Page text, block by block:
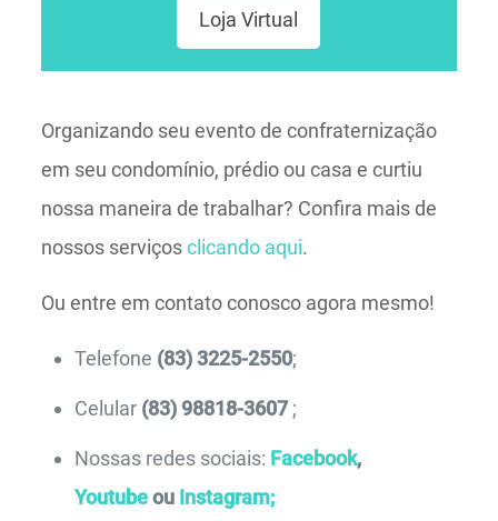
Loja Virtual
Organizando seu evento de confraternização
em seu condomínio, prédio ou casa e curtiu
nossa maneira de trabalhar? Confira mais de
nossos serviçosclicando aqui.
Ou entre em contato conosco agora mesmo!
Telefone (83) 3225-2550;
Celular (83) 98818-3607 ;
Nossas redes sociais: Facebook,
Youtubeou Instagram;